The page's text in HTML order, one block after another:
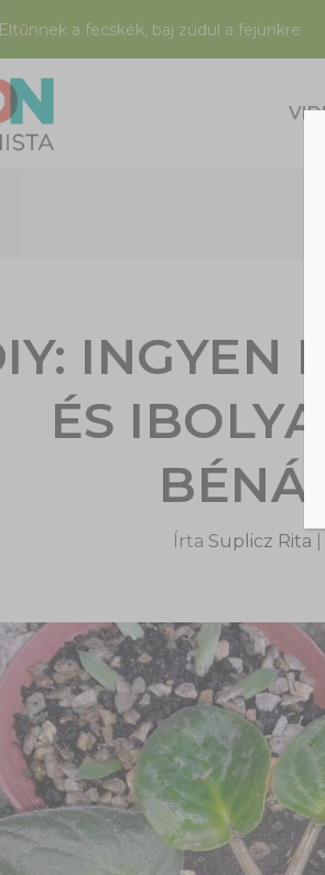
Eltűnnek a fecskék, baj zúdul a fejünkre
INGYEN
ÉS
Írta Suplicz Rita